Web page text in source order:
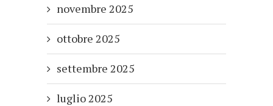
novembre 2025
ottobre 2025
settembre 2025
luglio 2025